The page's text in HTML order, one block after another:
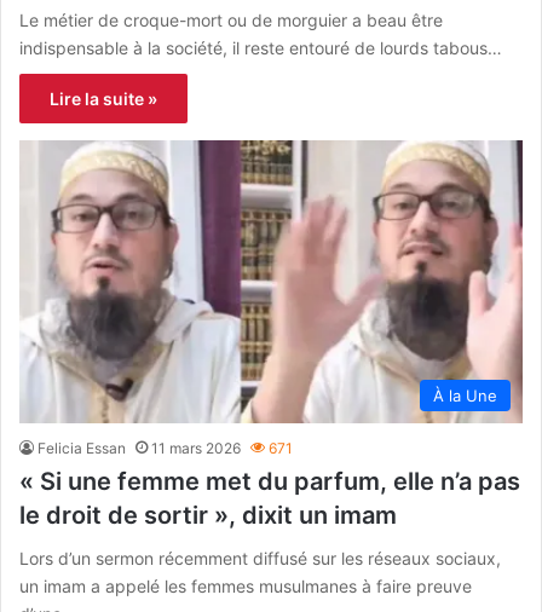
Le métier de croque-mort ou de morguier a beau être
indispensable à la société, il reste entouré de lourds tabous…
Lire la suite »
À la Une
Felicia Essan 11 mars 2026 671
« Si une femme met du parfum, elle n’a pas
le droit de sortir », dixit un imam
Lors d’un sermon récemment diffusé sur les réseaux sociaux,
un imam a appelé les femmes musulmanes à faire preuve